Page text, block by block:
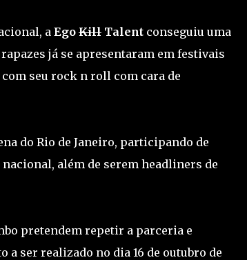
a Ego Kill Talent conseguiu uma
já se apresentaram em festivais
seu rock n roll com cara de
do Rio de Janeiro, participando de
além de serem headliners de
pretendem repetir a parceria e
a ser realizado no dia 16 de outubro de